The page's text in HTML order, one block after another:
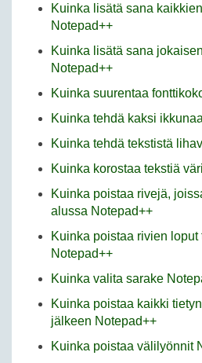
Kuinka lisätä sana
Notepad++
Kuinka lisätä sana
Notepad++
Kuinka suurentaa
Kuinka tehdä kaksi
Kuinka tehdä tekstistä
Kuinka korostaa tekstiä
Kuinka poistaa rivejä,
alussa Notepad++
Kuinka poistaa rivien
Notepad++
Kuinka valita sarake
Kuinka poistaa kaikki
jälkeen Notepad++
Kuinka poistaa välilyönnit